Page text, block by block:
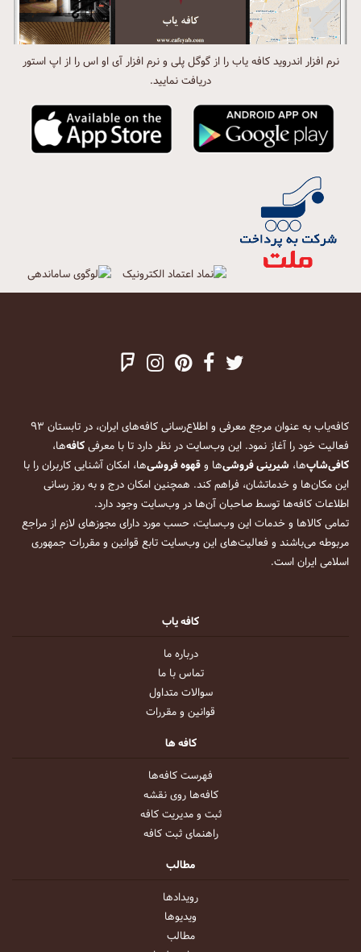
نرم افزار اندروید کافه یاب را از گوگل پلی و نرم افزار آی او اس را از اپ استور
دریافت نمایید.
کافه‌یاب به عنوان مرجع معرفی و اطلاع‌رسانی کافه‌های ایران، در تابستان ۹۳
فعالیت خود را آغاز نمود. این وب‌سایت در نظر دارد تا با معرفیکافه‌ها،
کافی‌شاپ‌ها، شیرینی فروشی‌ها وقهوه فروشی‌ها، امکان آشنایی کاربران را با
این مکان‌ها و خدماتشان، فراهم کند. همچنین امکان درج و به روز رسانی
اطلاعات کافه‌ها توسط صاحبان آن‌ها در وب‌سایت وجود دارد.
تمامی کالاها و خدمات این وب‌سایت، حسب مورد دارای مجوزهای لازم از مراجع
مربوطه می‌باشند و فعالیت‌های این وب‌سایت تابع قوانین و مقررات جمهوری
اسلامی ایران است.
کافه یاب
درباره ما
تماس با ما
سوالات متداول
قوانین و مقررات
کافه ها
فهرست کافه‌ها
کافه‌ها روی نقشه
ثبت و مدیریت کافه
راهنمای ثبت کافه
مطالب
رویداد‌ها
ویدیو‌ها
مطالب